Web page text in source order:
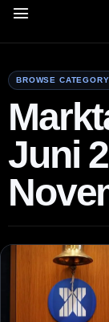
BROWSE CATEGORY
Juni